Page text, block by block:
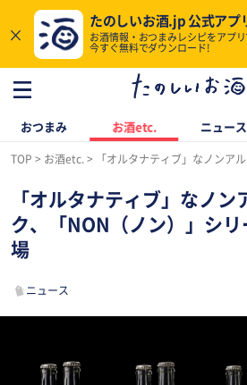
×
たのしいお酒.jp 公式アプ
お酒情報・おつまみレシピをアプ
今すぐ無料でダウンロード!
おつまみ お酒etc. ニュース
TOP お酒etc. 「オルタナティブ」なノンアルコールドリン
「オルタナティブ」なノン
ク、「NON（ノン）」シ
場
ニュース